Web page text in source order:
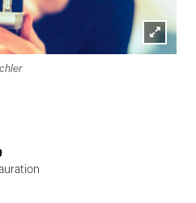
Lightbox